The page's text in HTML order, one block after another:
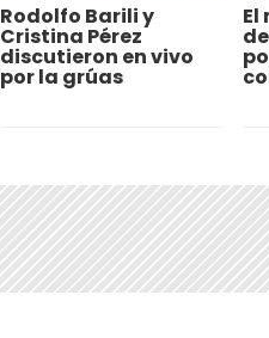
Rodolfo Barili y
Cristina Pérez
discutieron en vivo
por la grúas
El